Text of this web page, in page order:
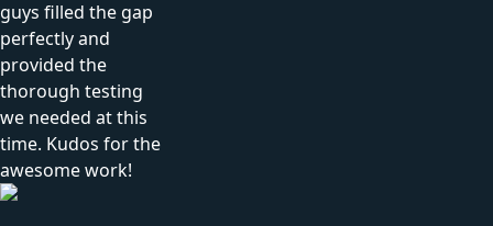
guys filled the gap
perfectly and
provided the
thorough testing
we needed at this
time. Kudos for the
awesome work!